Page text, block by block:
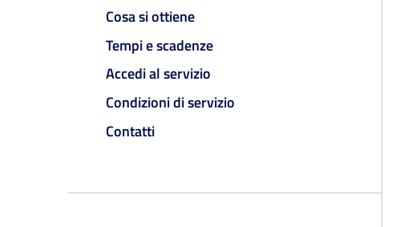
Cosa si ottiene
Tempi e scadenze
Accedi al servizio
Condizioni di servizio
Contatti